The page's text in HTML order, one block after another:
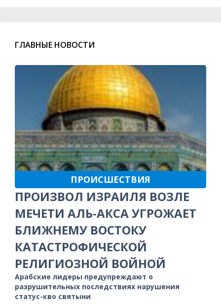
ГЛАВНЫЕ НОВОСТИ
ПРОИСШЕСТВИЯ
ПРОИЗВОЛ ИЗРАИЛЯ ВОЗЛЕ
МЕЧЕТИ АЛЬ-АКСА УГРОЖАЕТ
БЛИЖНЕМУ ВОСТОКУ
КАТАСТРОФИЧЕСКОЙ
РЕЛИГИОЗНОЙ ВОЙНОЙ
Арабские лидеры предупреждают о
разрушительных последствиях нарушения
статус-кво святыни